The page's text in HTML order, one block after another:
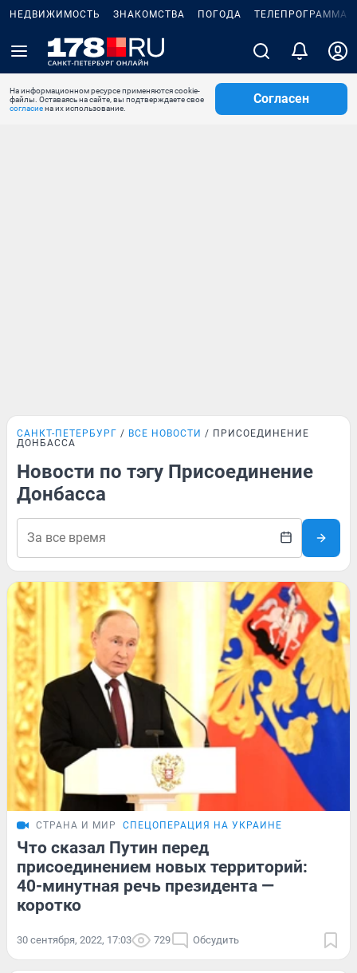
НЕДВИЖИМОСТЬ ЗНАКОМСТВА ПОГОДА ТЕЛЕПРОГРАММА
На информационном ресурсе применяются cookie-
файлы. Оставаясь на сайте, вы подтверждаете свое
согласиена их использование.
Согласен
САНКТ-ПЕТЕРБУРГ ВСЕ НОВОСТИ
ПРИСОЕДИНЕНИЕ
ДОНБАССА
Новости по тэгу Присоединение
Донбасса
СТРАНА И МИР СПЕЦОПЕРАЦИЯ НА УКРАИНЕ
Что сказал Путин перед
присоединением новых территорий:
40-минутная речь президента —
коротко
30 сентября, 2022, 17:03 729 Обсудить